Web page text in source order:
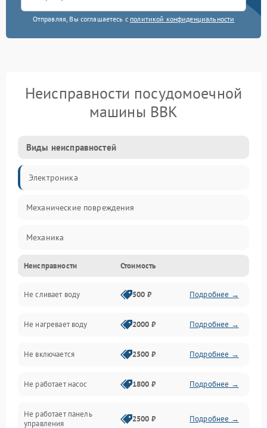
Отправляя, Вы соглашаетесь с политикой конфиденциальности
Неисправности посудомоечной
машины BBK
Виды неисправностей
Электроника
Механические повреждения
Механика
Управление
Электропитание
Датчики
Нагрев
Вода
Гигиена
Неисправности Стоимость
Не сливает воду 500 ₽ Подробнее →
Не нагревает воду 2000 ₽ Подробнее →
Не включается 2500 ₽ Подробнее →
Не работает насос 1800 ₽ Подробнее →
Не работает панель
управления
2500 ₽ Подробнее →